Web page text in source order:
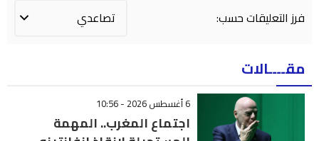
فرز التعليقات حسب:
مقــــالات
6 أغسطس 2026 - 10:56
اجتماع المغرب.. المهمة